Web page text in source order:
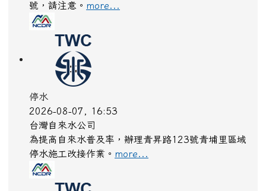
地區有焚風發生的機率，明(8)日宜蘭縣、花蓮縣為
橙色燈號，有38度極端高溫出現的機率；彰化縣、
嘉義縣、臺南市、臺東縣、金門縣、連江縣為黃色燈
號，請注意。more...
停水
2026-08-07, 16:53
台灣自來水公司
為提高自來水普及率，辦理青昇路123號青埔里區域